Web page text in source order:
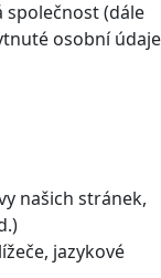
společnost (dále
osobní údaje
našich stránek,
jazykové